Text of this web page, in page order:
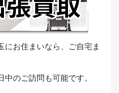
にお住まいなら、ご自宅ま
のご訪問も可能です。